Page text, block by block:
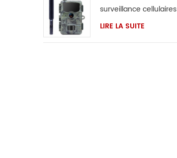
surveillance cellulaires
4G
LIRE LA SUITE